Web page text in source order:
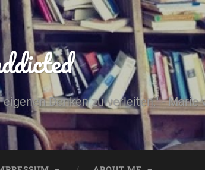
Denken zu verleiten." - Marie